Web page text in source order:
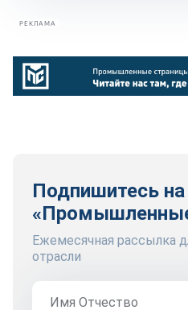
РЕКЛАМА
Подпишитесь
Ежемесячная рассылка
отрасли